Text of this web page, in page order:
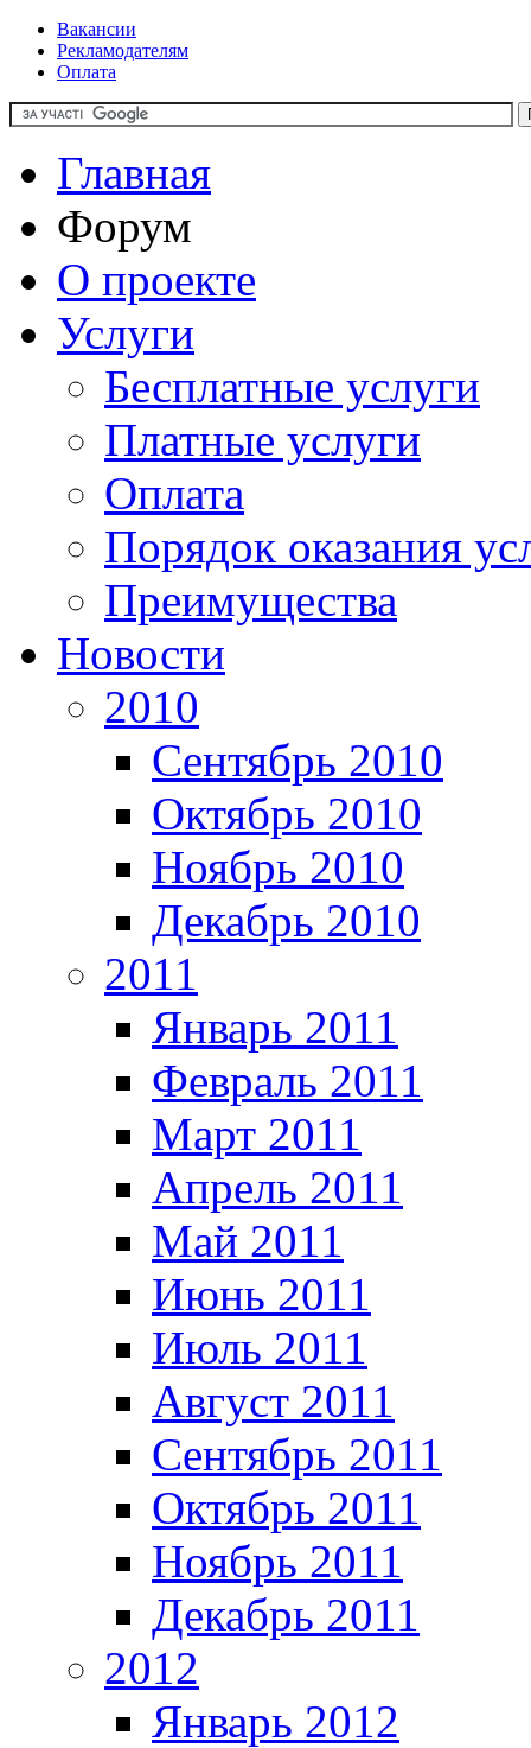
Вакансии
Рекламодателям
Оплата
Главная
Форум
О проекте
Услуги
Бесплатные услуги
Платные услуги
Оплата
Порядок оказания
Преимущества
Новости
2010
Сентябрь 2010
Октябрь 2010
Ноябрь 2010
Декабрь 2010
2011
Январь 2011
Февраль 2011
Март 2011
Апрель 2011
Май 2011
Июнь 2011
Июль 2011
Август 2011
Сентябрь 2011
Октябрь 2011
Ноябрь 2011
Декабрь 2011
2012
Январь 2012